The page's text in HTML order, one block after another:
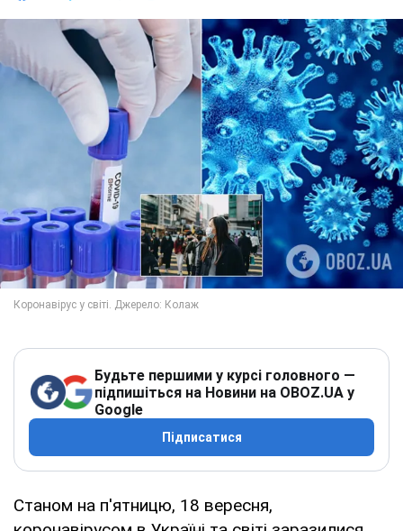
Будьте першими у курсі головного —
підпишіться на Новини на OBOZ.UA у
Google
Підписатися
Станом на п'ятницю, 18 вересня,